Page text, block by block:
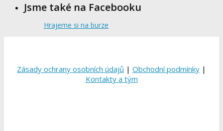
Jsme také na Facebooku
Hrajeme si na burze
Zásady ochrany osobních údajů | Obchodní podmínky |
Kontakty a tým